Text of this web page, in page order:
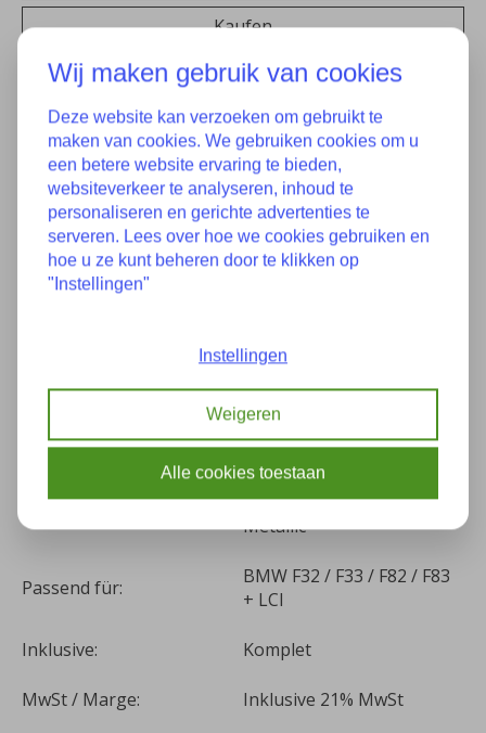
Kaufen
Zum Vergleich hinzufügen
Eigenschaften
Zustand:
Guter Zustand, 1 kleine
41355A54757 5A54757
Kilometer: 87287
(B53) Sparkling Brown
Metallic
Passend für:
BMW F32 / F33 / F82 / F83
+ LCI
Inklusive: Komplet
MwSt / Marge: Inklusive 21% MwSt
Wij maken gebruik van cookies
Deze website kan verzoeken om gebruikt te
maken van cookies. We gebruiken cookies om u
een betere website ervaring te bieden,
websiteverkeer te analyseren, inhoud te
personaliseren en gerichte advertenties te
serveren. Lees over hoe we cookies gebruiken en
hoe u ze kunt beheren door te klikken op
"Instellingen"
Instellingen
Weigeren
Alle cookies toestaan